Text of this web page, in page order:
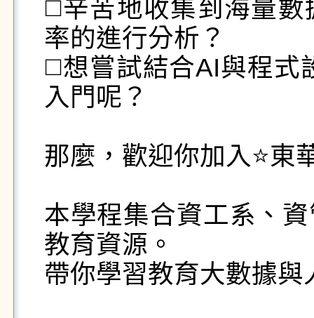
◻️辛苦地收集到海量
率的進行分析？
◻️想嘗試結合AI與程式
入門呢？
那麼，歡迎你加入⭐東
本學程集合資工系、
教育資源。
帶你學習教育大數據